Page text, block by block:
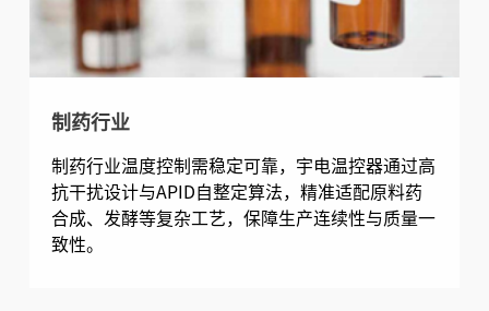
制药行业
制药行业温度控制需稳定可靠，宇电温控器通过高
抗干扰设计与APID自整定算法，精准适配原料药
合成、发酵等复杂工艺，保障生产连续性与质量一
致性。